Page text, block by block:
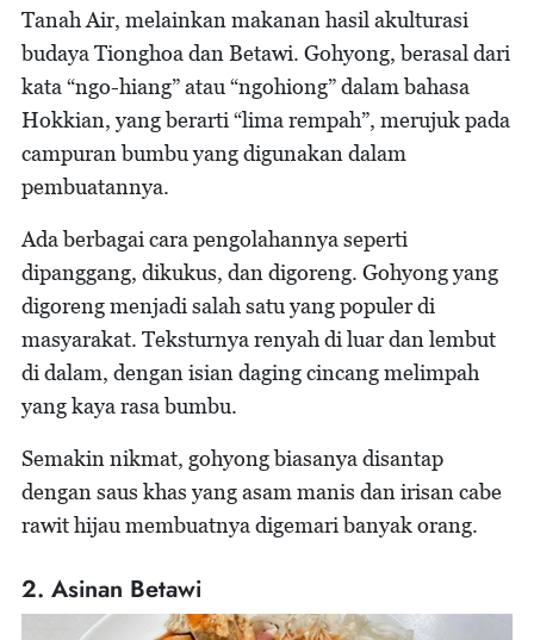
Tanah Air, melainkan makanan hasil akulturasi
budaya Tionghoa dan Betawi. Gohyong, berasal dari
kata “ngo-hiang” atau “ngohiong” dalam bahasa
Hokkian, yang berarti “lima rempah”, merujuk pada
campuran bumbu yang digunakan dalam
pembuatannya.
Ada berbagai cara pengolahannya seperti
dipanggang, dikukus, dan digoreng. Gohyong yang
digoreng menjadi salah satu yang populer di
masyarakat. Teksturnya renyah di luar dan lembut
di dalam, dengan isian daging cincang melimpah
yang kaya rasa bumbu.
Semakin nikmat, gohyong biasanya disantap
dengan saus khas yang asam manis dan irisan cabe
rawit hijau membuatnya digemari banyak orang.
2. Asinan Betawi